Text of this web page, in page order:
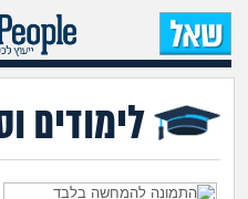
לימודים